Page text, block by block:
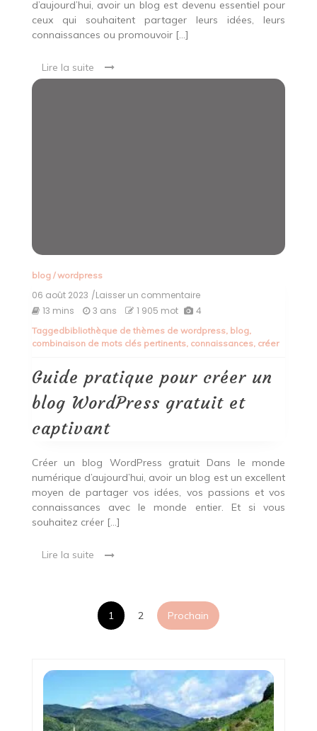
d’aujourd’hui, avoir un blog est devenu essentiel pour
ceux qui souhaitent partager leurs idées, leurs
connaissances ou promouvoir […]
Lire la suite
blog/wordpress
06 août 2023 /Laisser un commentaireon
Guide
pour
créer
blog
WordPress
gratuit
et
13 mins 3 ans 1 905 mot 4
Taggedbibliothèque de thèmes de wordpress, blog,
combinaison de mots clés pertinents, connaissances, créer
Guide pratique pour créer un
blog WordPress gratuit et
captivant
Créer un blog WordPress gratuit Dans le monde
numérique d’aujourd’hui, avoir un blog est un excellent
moyen de partager vos idées, vos passions et vos
connaissances avec le monde entier. Et si vous
souhaitez créer […]
Lire la suite
Pagination
publications
1 2 Prochain